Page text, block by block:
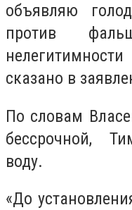
объявляю
против
сказано в
По словам
бессрочной,
воду.
«До